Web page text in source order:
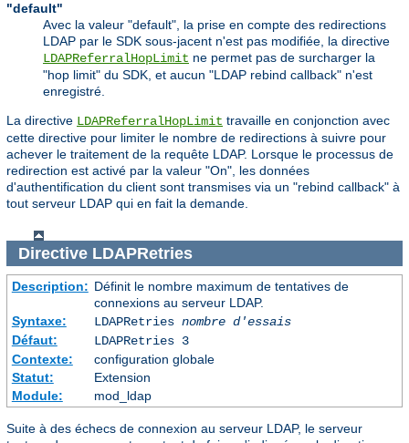
"default"
Avec la valeur "default", la prise en compte des redirections
LDAP par le SDK sous-jacent n'est pas modifiée, la directive
LDAPReferralHopLimit ne permet pas de surcharger la
"hop limit" du SDK, et aucun "LDAP rebind callback" n'est
enregistré.
La directive LDAPReferralHopLimit travaille en conjonction avec
cette directive pour limiter le nombre de redirections à suivre pour
achever le traitement de la requête LDAP. Lorsque le processus de
redirection est activé par la valeur "On", les données
d'authentification du client sont transmises via un "rebind callback" à
tout serveur LDAP qui en fait la demande.
Directive LDAPRetries
Description: Définit le nombre maximum de tentatives de
connexions au serveur LDAP.
Syntaxe:
LDAPRetries nombre d'essais
Défaut:
LDAPRetries 3
Contexte:
configuration globale
Statut:
Extension
Module:
mod_ldap
Suite à des échecs de connexion au serveur LDAP, le serveur